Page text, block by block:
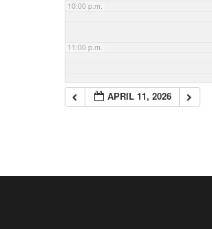
10:00 p.m.
11:00 p.m.
APRIL 11, 2026